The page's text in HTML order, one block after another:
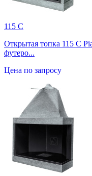
115 C
Открытая топка 115 C
футеро...
Цена по запросу